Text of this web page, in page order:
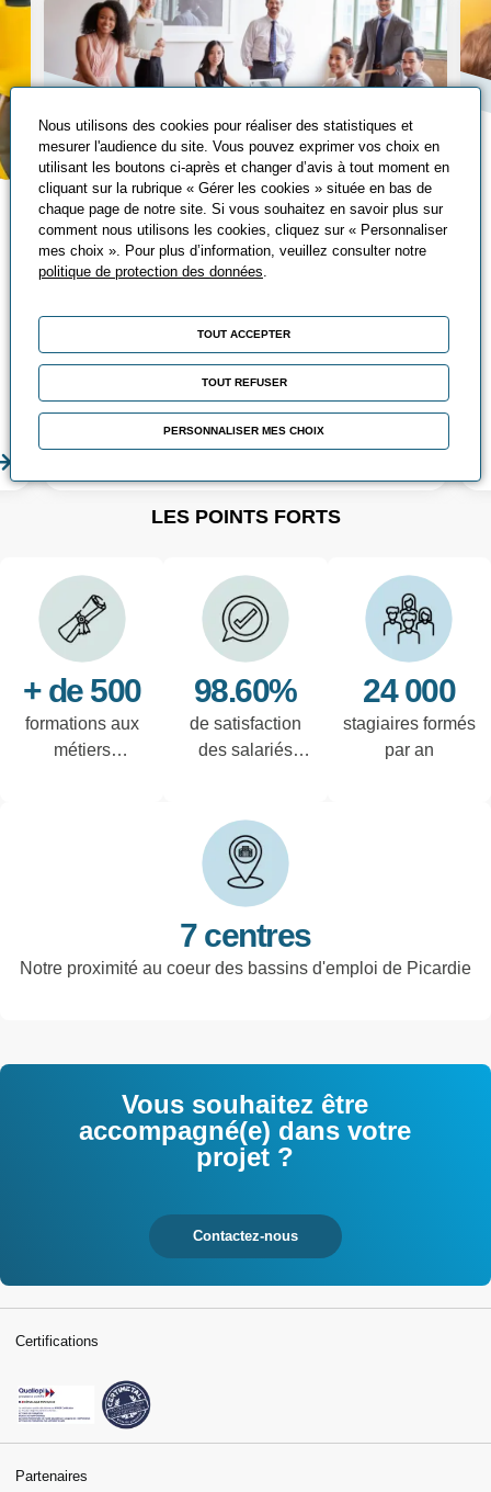
Les écoles du
management
des managers, l’Ecole du Management de
l’UIMM accompagne, depuis de
nombreuses années, les entreprises dans
LES POINTS FORTS
+ de 500
formations aux
métiers
98.60%
de satisfaction
des salariés
24 000
stagiaires formés
par an
7 centres
Notre proximité au coeur des bassins d'emploi de Picardie
Vous souhaitez être
accompagné(e) dans votre
projet ?
Contactez-nous
Certifications
Partenaires
Nous utilisons des cookies pour réaliser des statistiques et
mesurer l'audience du site. Vous pouvez exprimer vos choix en
utilisant les boutons ci-après et changer d’avis à tout moment en
cliquant sur la rubrique « Gérer les cookies » située en bas de
chaque page de notre site. Si vous souhaitez en savoir plus sur
comment nous utilisons les cookies, cliquez sur « Personnaliser
mes choix ». Pour plus d’information, veuillez consulter notre
politique de protection des données.
TOUT ACCEPTER
TOUT REFUSER
PERSONNALISER MES CHOIX